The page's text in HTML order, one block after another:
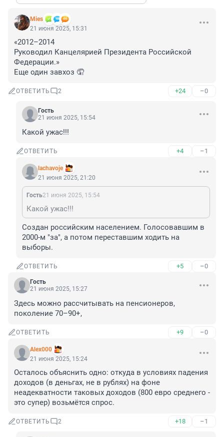
Mies
21 июня 2025, 15:31
«2012–2014
Руководил Канцелярией Президента Российской
Федерации.»
Еще один завхоз 🤦
ОТВЕТИТЬ 2 +24 –0
Гость
21 июня 2025, 15:54
Какой ужас!!!
ОТВЕТИТЬ +4 –1
lachavoje
21 июня 2025, 21:20
Гость21 июня 2025, 15:54
Какой ужас!!!
Создан российским населением. Голосовавшим в
2000-м "за", а потом переставшим ходить на
выборы.
ОТВЕТИТЬ +5 –0
Гость
21 июня 2025, 15:27
Здесь можно рассчитывать на пенсионеров,
поколение 70–90+,
ОТВЕТИТЬ +9 –0
Alex000
21 июня 2025, 15:24
Осталось объяснить одно: откуда в условиях падения
доходов (в деньгах, не в рублях) на фоне
неадекватности таковых доходов (800 евро среднего -
это супер) возьмётся спрос.
ОТВЕТИТЬ 2 +18 –1